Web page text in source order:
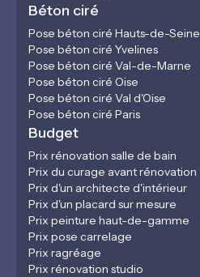
Béton ciré
Pose béton ciré Hauts-de-Seine
Pose béton ciré Yvelines
Pose béton ciré Val-de-Marne
Pose béton ciré Oise
Pose béton ciré Val d'Oise
Pose béton ciré Paris
Budget
Prix rénovation salle de bain
Prix du curage avant rénovation
Prix d'un architecte d'intérieur
Prix d'un placard sur mesure
Prix peinture haut-de-gamme
Prix pose carrelage
Prix ragréage
Prix rénovation studio